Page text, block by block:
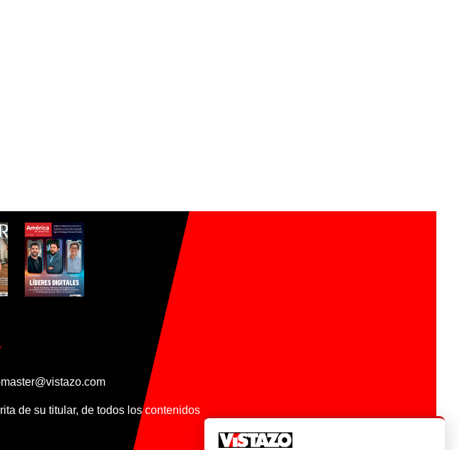
de su titular, de todos los contenidos